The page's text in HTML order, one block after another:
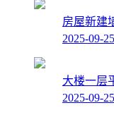
房屋新建
2025-09-
大楼一层
2025-09-